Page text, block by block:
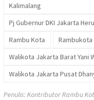
Kalimalang
Pj Gubernur DKI Jakarta
Rambu Kota
Rambukota
Walikota Jakarta Barat Yani
Walikota Jakarta Pusat
Penulis: Kontributor Rambu